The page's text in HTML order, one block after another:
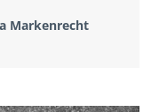
Markenrecht